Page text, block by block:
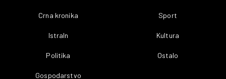
Crna kronika
IstraIn
Politika
Gospodarstvo
Sport
Kultura
Ostalo